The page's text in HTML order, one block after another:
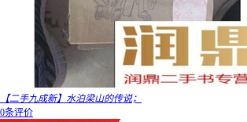
【二手九成新】水泊梁山的传说；
0条评价